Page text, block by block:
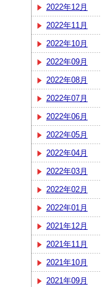
2022年12月
2022年11月
2022年10月
2022年09月
2022年08月
2022年07月
2022年06月
2022年05月
2022年04月
2022年03月
2022年02月
2022年01月
2021年12月
2021年11月
2021年10月
2021年09月